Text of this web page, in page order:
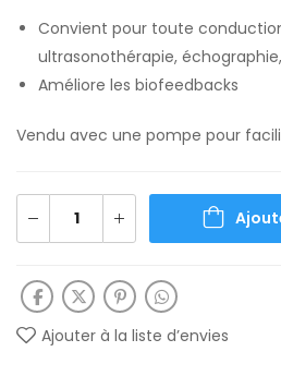
Convient pour toute
ultrasonothérapie,
Améliore les biofeedbacks
Vendu avec une pompe pour
Ajouter à la liste d’envies